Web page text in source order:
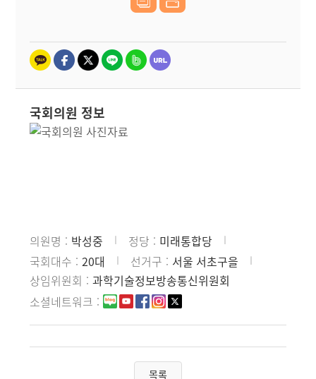
국회의원 정보
의원명 박성중 정당
미래통합당
국회대수
20대 선거구
서울 서초구을
상임위원회
과학기술정보방송통신위원회
소셜네트워크
목록